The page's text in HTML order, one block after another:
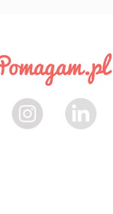
Instagram LinkedIn